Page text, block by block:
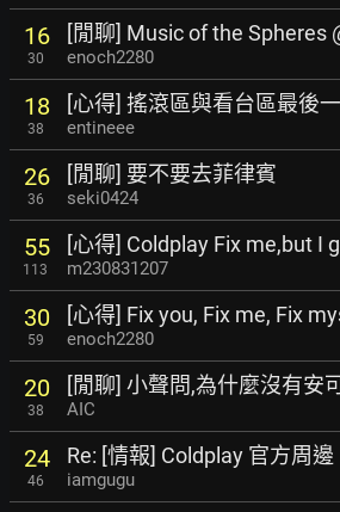
16
30
[閒聊] Music of the Spheres
enoch2280
18
38
[心得] 搖滾區與看台區最後
entineee
26
36
[閒聊] 要不要去菲律賓
seki0424
55
113
[心得] Coldplay Fix me,but I
m230831207
30
59
[心得] Fix you, Fix me, Fix
enoch2280
20
38
[閒聊] 小聲問,為什麼沒有安
AIC
24
46
Re: [情報] Coldplay 官方周邊
iamgugu